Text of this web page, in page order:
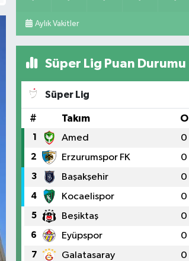
Aylık Vakitler
Süper Lig Puan Durumu
Süper Lig
# Takım O
1 Amed 0
2 Erzurumspor FK 0
3 Başakşehir 0
4 Kocaelispor 0
5 Beşiktaş 0
6 Eyüpspor 0
7 Galatasaray 0